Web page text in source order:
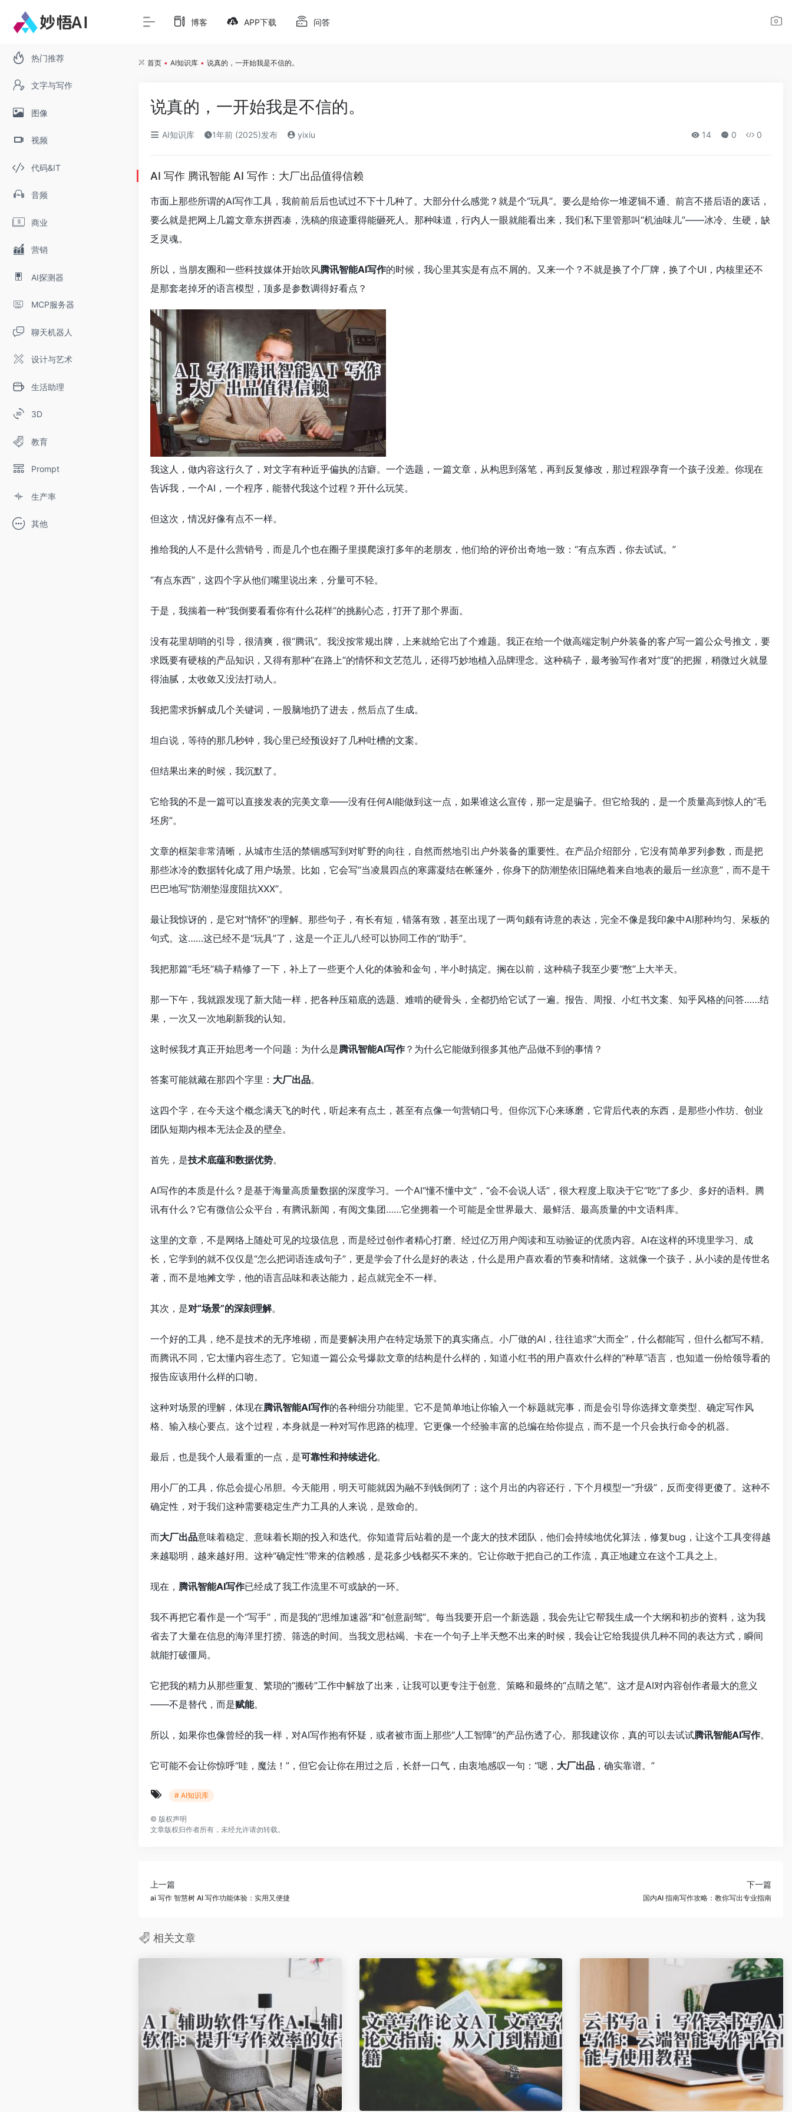
热门推荐
文字与写作
图像
视频
代码&IT
音频
商业
营销
AI探测器
MCP服务器
聊天机器人
设计与艺术
生活助理
3D
教育
Prompt
生产率
其他
博客 APP下载 问答
首页 • AI知识库 • 说真的，一开始我是不信的。
说真的，一开始我是不信的。
AI知识库 1年前 (2025)发布 yixiu 14 0 0
AI 写作 腾讯智能 AI 写作：大厂出品值得信赖
市面上那些所谓的AI写作工具，我前前后后也试过不下十几种了。大部分什么感觉？就是个“玩具”。要么是给你一堆逻辑不通、前言不搭后语的废话，
要么就是把网上几篇文章东拼西凑，洗稿的痕迹重得能砸死人。那种味道，行内人一眼就能看出来，我们私下里管那叫“机油味儿”——冰冷、生硬，缺
乏灵魂。
所以，当朋友圈和一些科技媒体开始吹风腾讯智能AI写作的时候，我心里其实是有点不屑的。又来一个？不就是换了个厂牌，换了个UI，内核里还不
是那套老掉牙的语言模型，顶多是参数调得好看点？
我这人，做内容这行久了，对文字有种近乎偏执的洁癖。一个选题，一篇文章，从构思到落笔，再到反复修改，那过程跟孕育一个孩子没差。你现在
告诉我，一个AI，一个程序，能替代我这个过程？开什么玩笑。
但这次，情况好像有点不一样。
推给我的人不是什么营销号，而是几个也在圈子里摸爬滚打多年的老朋友，他们给的评价出奇地一致：“有点东西，你去试试。”
“有点东西”，这四个字从他们嘴里说出来，分量可不轻。
于是，我揣着一种“我倒要看看你有什么花样”的挑剔心态，打开了那个界面。
没有花里胡哨的引导，很清爽，很“腾讯”。我没按常规出牌，上来就给它出了个难题。我正在给一个做高端定制户外装备的客户写一篇公众号推文，要
求既要有硬核的产品知识，又得有那种“在路上”的情怀和文艺范儿，还得巧妙地植入品牌理念。这种稿子，最考验写作者对“度”的把握，稍微过火就显
得油腻，太收敛又没法打动人。
我把需求拆解成几个关键词，一股脑地扔了进去，然后点了生成。
坦白说，等待的那几秒钟，我心里已经预设好了几种吐槽的文案。
但结果出来的时候，我沉默了。
它给我的不是一篇可以直接发表的完美文章——没有任何AI能做到这一点，如果谁这么宣传，那一定是骗子。但它给我的，是一个质量高到惊人的“毛
坯房”。
文章的框架非常清晰，从城市生活的禁锢感写到对旷野的向往，自然而然地引出户外装备的重要性。在产品介绍部分，它没有简单罗列参数，而是把
那些冰冷的数据转化成了用户场景。比如，它会写“当凌晨四点的寒露凝结在帐篷外，你身下的防潮垫依旧隔绝着来自地表的最后一丝凉意”，而不是干
巴巴地写“防潮垫湿度阻抗XXX”。
最让我惊讶的，是它对“情怀”的理解。那些句子，有长有短，错落有致，甚至出现了一两句颇有诗意的表达，完全不像是我印象中AI那种均匀、呆板的
句式。这……这已经不是“玩具”了，这是一个正儿八经可以协同工作的“助手”。
我把那篇“毛坯”稿子精修了一下，补上了一些更个人化的体验和金句，半小时搞定。搁在以前，这种稿子我至少要“憋”上大半天。
那一下午，我就跟发现了新大陆一样，把各种压箱底的选题、难啃的硬骨头，全都扔给它试了一遍。报告、周报、小红书文案、知乎风格的问答……结
果，一次又一次地刷新我的认知。
这时候我才真正开始思考一个问题：为什么是腾讯智能AI写作？为什么它能做到很多其他产品做不到的事情？
答案可能就藏在那四个字里： 大厂出品。
这四个字，在今天这个概念满天飞的时代，听起来有点土，甚至有点像一句营销口号。但你沉下心来琢磨，它背后代表的东西，是那些小作坊、创业
团队短期内根本无法企及的壁垒。
首先，是技术底蕴和数据优势。
AI写作的本质是什么？是基于海量高质量数据的深度学习。一个AI“懂不懂中文”，“会不会说人话”，很大程度上取决于它“吃”了多少、多好的语料。腾
讯有什么？它有微信公众平台，有腾讯新闻，有阅文集团……它坐拥着一个可能是全世界最大、最鲜活、最高质量的中文语料库。
这里的文章，不是网络上随处可见的垃圾信息，而是经过创作者精心打磨、经过亿万用户阅读和互动验证的优质内容。AI在这样的环境里学习、成
长，它学到的就不仅仅是“怎么把词语连成句子”，更是学会了什么是好的表达，什么是用户喜欢看的节奏和情绪。这就像一个孩子，从小读的是传世名
著，而不是地摊文学，他的语言品味和表达能力，起点就完全不一样。
其次，是对“场景”的深刻理解。
一个好的工具，绝不是技术的无序堆砌，而是要解决用户在特定场景下的真实痛点。小厂做的AI，往往追求“大而全”，什么都能写，但什么都写不精。
而腾讯不同，它太懂内容生态了。它知道一篇公众号爆款文章的结构是什么样的，知道小红书的用户喜欢什么样的“种草”语言，也知道一份给领导看的
报告应该用什么样的口吻。
这种对场景的理解，体现在腾讯智能AI写作的各种细分功能里。它不是简单地让你输入一个标题就完事，而是会引导你选择文章类型、确定写作风
格、输入核心要点。这个过程，本身就是一种对写作思路的梳理。它更像一个经验丰富的总编在给你提点，而不是一个只会执行命令的机器。
最后，也是我个人最看重的一点，是可靠性和持续进化。
用小厂的工具，你总会提心吊胆。今天能用，明天可能就因为融不到钱倒闭了；这个月出的内容还行，下个月模型一“升级”，反而变得更傻了。这种不
确定性，对于我们这种需要稳定生产力工具的人来说，是致命的。
而大厂出品意味着稳定、意味着长期的投入和迭代。你知道背后站着的是一个庞大的技术团队，他们会持续地优化算法，修复bug，让这个工具变得越
来越聪明，越来越好用。这种“确定性”带来的信赖感，是花多少钱都买不来的。它让你敢于把自己的工作流，真正地建立在这个工具之上。
现在， 腾讯智能AI写作已经成了我工作流里不可或缺的一环。
我不再把它看作是一个“写手”，而是我的“思维加速器”和“创意副驾”。每当我要开启一个新选题，我会先让它帮我生成一个大纲和初步的资料，这为我
省去了大量在信息的海洋里打捞、筛选的时间。当我文思枯竭、卡在一个句子上半天憋不出来的时候，我会让它给我提供几种不同的表达方式，瞬间
就能打破僵局。
它把我的精力从那些重复、繁琐的“搬砖”工作中解放了出来，让我可以更专注于创意、策略和最终的“点睛之笔”。这才是AI对内容创作者最大的意义
——不是替代，而是赋能。
所以，如果你也像曾经的我一样，对AI写作抱有怀疑，或者被市面上那些“人工智障”的产品伤透了心。那我建议你，真的可以去试试腾讯智能AI写作。
它可能不会让你惊呼“哇，魔法！”，但它会让你在用过之后，长舒一口气，由衷地感叹一句：“嗯， 大厂出品 ，确实靠谱。”
# AI知识库
© 版权声明
文章版权归作者所有，未经允许请勿转载。
上一篇
ai 写作 智慧树 AI 写作功能体验：实用又便捷
下一篇
国内AI 指南写作攻略：教你写出专业指南
相关文章